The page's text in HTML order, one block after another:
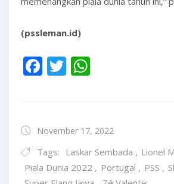
(pssleman.id)
Facebook
Twitter
November 17, 2022
Tags: Laskar Sembada , Lionel
Piala Dunia 2022 , Portugal , PSS ,